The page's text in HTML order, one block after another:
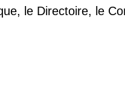
le Directoire, le